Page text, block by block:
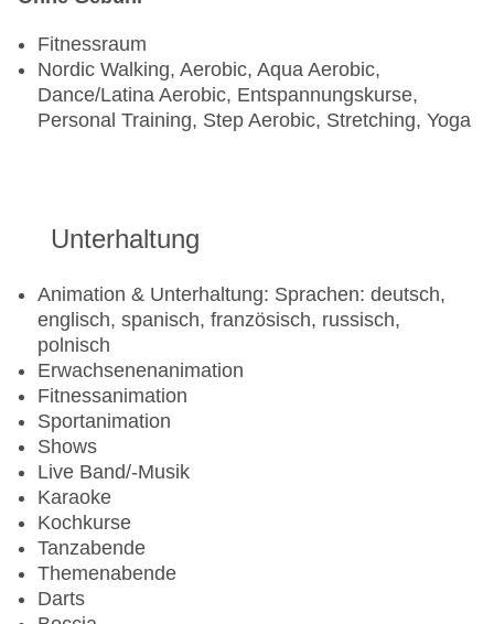
Fitnessraum
Nordic Walking, Aerobic, Aqua Aerobic,
Dance/Latina Aerobic, Entspannungskurse,
Personal Training, Step Aerobic, Stretching, Yoga
Unterhaltung
Animation & Unterhaltung: Sprachen: deutsch,
englisch, spanisch, französisch, russisch,
polnisch
Erwachsenenanimation
Fitnessanimation
Sportanimation
Shows
Live Band/-Musik
Karaoke
Kochkurse
Tanzabende
Themenabende
Darts